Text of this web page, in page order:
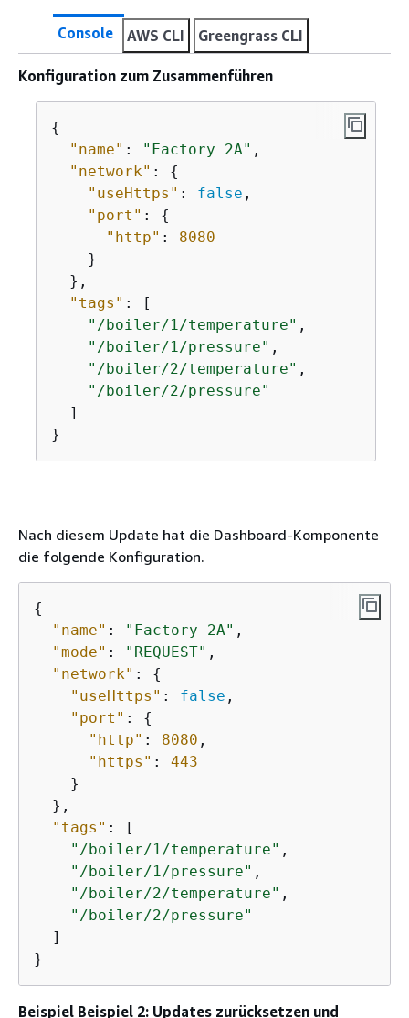
Console AWS CLI Greengrass CLI
Konfiguration zum Zusammenführen
{
"name" : "Factory 2A" ,
"network" : {
"useHttps" : false ,
"port" : {
"http" : 8080
    }
  },
"tags" : [
"/boiler/1/temperature" ,
"/boiler/1/pressure" ,
"/boiler/2/temperature" ,
"/boiler/2/pressure"
  ]
}
Nach diesem Update hat die Dashboard-Komponente
die folgende Konfiguration.
{
"name" : "Factory 2A" ,
"mode" : "REQUEST" ,
"network" : {
"useHttps" : false ,
"port" : {
"http" : 8080 ,
"https" : 443
    }
  },
"tags" : [
"/boiler/1/temperature" ,
"/boiler/1/pressure" ,
"/boiler/2/temperature" ,
"/boiler/2/pressure"
  ]
}
Beispiel Beispiel 2: Updates zurücksetzen und